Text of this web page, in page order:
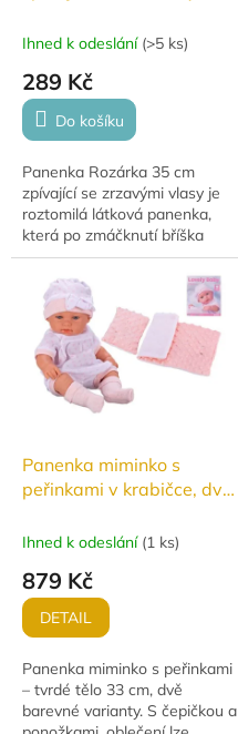
Ihned k odeslání (>5 ks)
289 Kč
Do košíku
Panenka Rozárka 35 cm
zpívající se zrzavými vlasy je
roztomilá látková panenka,
která po zmáčknutí bříška
zpívá a mluví.
Panenka miminko s
peřinkami v krabičce, dvě
Ihned k odeslání (1 ks)
879 Kč
DETAIL
Panenka miminko s peřinkami
– tvrdé tělo 33 cm, dvě
barevné varianty. S čepičkou a